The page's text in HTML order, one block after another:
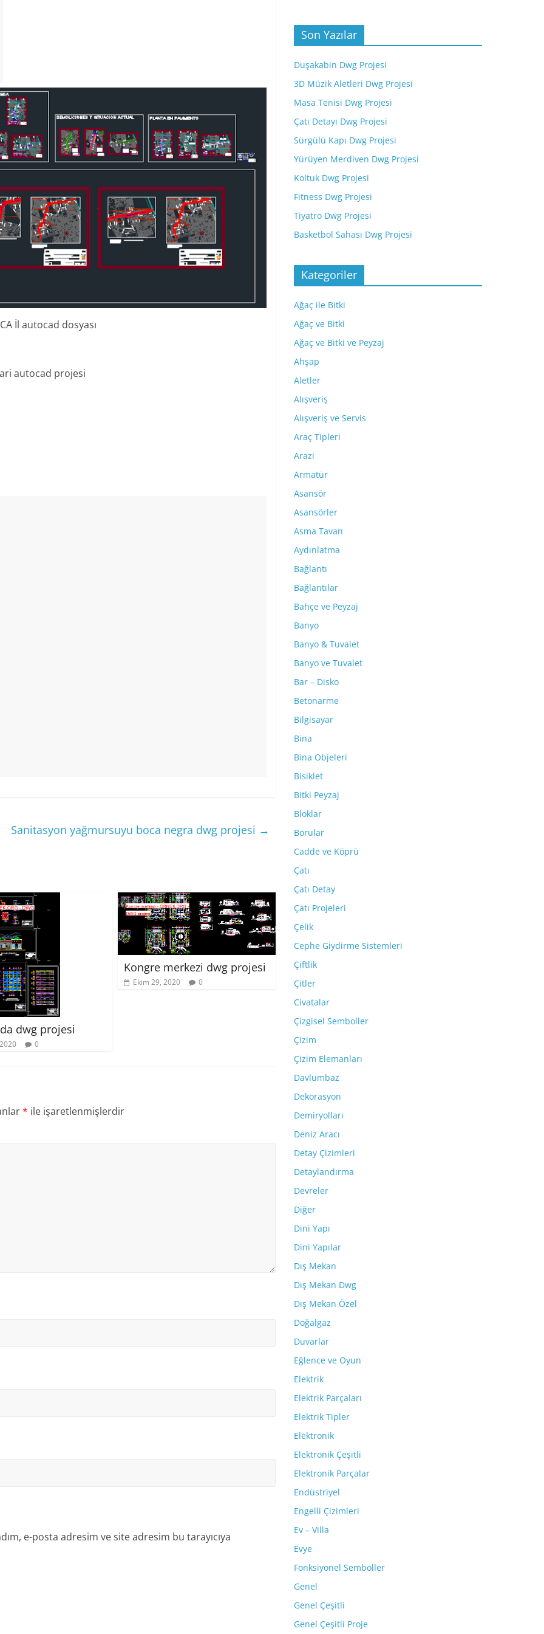
İl autocad dosyası
autocad projesi
Sanitasyon yağmursuyu boca negra dwg projesi →
dwg projesi
0
Kongre merkezi dwg projesi
Ekim 29, 2020 0
* ile işaretlenmişlerdir
e-posta adresim ve site adresim bu tarayıcıya
Son Yazılar
Duşakabin Dwg Projesi
3D Müzik Aletleri Dwg Projesi
Masa Tenisi Dwg Projesi
Çatı Detayı Dwg Projesi
Sürgülü Kapı Dwg Projesi
Yürüyen Merdiven Dwg Projesi
Koltuk Dwg Projesi
Fitness Dwg Projesi
Tiyatro Dwg Projesi
Basketbol Sahası Dwg Projesi
Kategoriler
Ağaç ile Bitki
Ağaç ve Bitki
Ağaç ve Bitki ve Peyzaj
Ahşap
Aletler
Alışveriş
Alışveriş ve Servis
Araç Tipleri
Arazi
Armatür
Asansör
Asansörler
Asma Tavan
Aydınlatma
Bağlantı
Bağlantılar
Bahçe ve Peyzaj
Banyo
Banyo & Tuvalet
Banyo ve Tuvalet
Bar – Disko
Betonarme
Bilgisayar
Bina
Bina Objeleri
Bisiklet
Bitki Peyzaj
Bloklar
Borular
Cadde ve Köprü
Çatı
Çatı Detay
Çatı Projeleri
Çelik
Cephe Giydirme Sistemleri
Çiftlik
Çitler
Civatalar
Çizgisel Semboller
Çizim
Çizim Elemanları
Davlumbaz
Dekorasyon
Demiryolları
Deniz Aracı
Detay Çizimleri
Detaylandırma
Devreler
Diğer
Dini Yapı
Dini Yapılar
Dış Mekan
Dış Mekan Dwg
Dış Mekan Özel
Doğalgaz
Duvarlar
Eğlence ve Oyun
Elektrik
Elektrik Parçaları
Elektrik Tipler
Elektronik
Elektronik Çeşitli
Elektronik Parçalar
Endüstriyel
Engelli Çizimleri
Ev – Villa
Evye
Fonksiyonel Semboller
Genel
Genel Çeşitli
Genel Çeşitli Proje